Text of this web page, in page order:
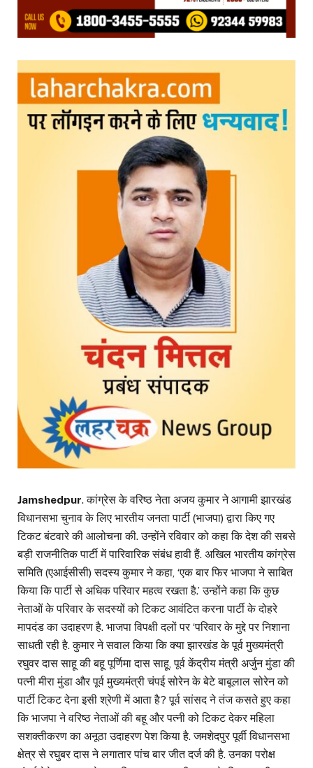
Jamshedpur. कांग्रेस के वरिष्ठ नेता अजय कुमार ने आगामी झारखंड
विधानसभा चुनाव के लिए भारतीय जनता पार्टी (भाजपा) द्वारा किए गए
टिकट बंटवारे की आलोचना की. उन्होंने रविवार को कहा कि देश की सबसे
बड़ी राजनीतिक पार्टी में पारिवारिक संबंध हावी हैं. अखिल भारतीय कांग्रेस
समिति (एआईसीसी) सदस्य कुमार ने कहा, ‘एक बार फिर भाजपा ने साबित
किया कि पार्टी से अधिक परिवार महत्व रखता है.’ उन्होंने कहा कि कुछ
नेताओं के परिवार के सदस्यों को टिकट आवंटित करना पार्टी के दोहरे
मापदंड का उदाहरण है. भाजपा विपक्षी दलों पर ‘परिवार के मुद्दे पर निशाना
साधती रही है. कुमार ने सवाल किया कि क्या झारखंड के पूर्व मुख्यमंत्री
रघुवर दास साहू की बहू पूर्णिमा दास साहू, पूर्व केंद्रीय मंत्री अर्जुन मुंडा की
पत्नी मीरा मुंडा और पूर्व मुख्यमंत्री चंपई सोरेन के बेटे बाबूलाल सोरेन को
पार्टी टिकट देना इसी श्रेणी में आता है? पूर्व सांसद ने तंज कसते हुए कहा
कि भाजपा ने वरिष्ठ नेताओं की बहू और पत्नी को टिकट देकर महिला
सशक्तीकरण का अनूठा उदाहरण पेश किया है. जमशेदपुर पूर्वी विधानसभा
क्षेत्र से रघुबर दास ने लगातार पांच बार जीत दर्ज की है. उनका परोक्ष